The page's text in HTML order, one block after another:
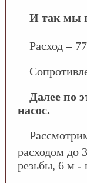
И так мы
Расход =
Далее по
насос.
расходом до
резьбы, 6 м -